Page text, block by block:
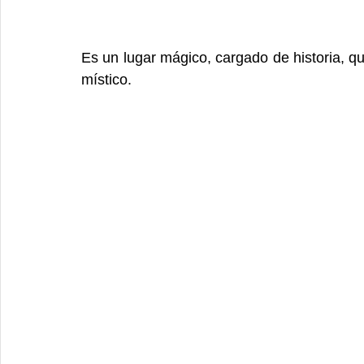
Es un lugar mágico, cargado de historia,
místico.